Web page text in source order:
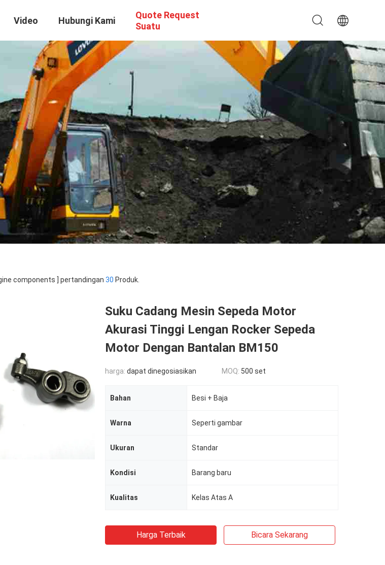
Video Hubungi Kami
Quote Request
Suatu
components ] pertandingan 30 Produk.
Suku Cadang Mesin Sepeda Motor
Akurasi Tinggi Lengan Rocker Sepeda
Motor Dengan Bantalan BM150
harga: dapat dinegosiasikan MOQ: 500 set
Bahan Besi + Baja
Warna Seperti gambar
Ukuran Standar
Kondisi Barang baru
Kualitas Kelas Atas A
Harga Terbaik Bicara Sekarang